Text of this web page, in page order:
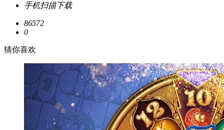
手机扫描下载
86572
0
猜你喜欢